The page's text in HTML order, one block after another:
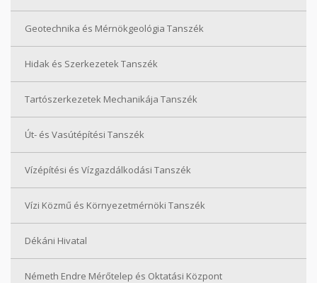
Geotechnika és Mérnökgeológia Tanszék
Hidak és Szerkezetek Tanszék
Tartószerkezetek Mechanikája Tanszék
Út- és Vasútépítési Tanszék
Vízépítési és Vízgazdálkodási Tanszék
Vízi Közmű és Környezetmérnöki Tanszék
Dékáni Hivatal
Németh Endre Mérőtelep és Oktatási Központ